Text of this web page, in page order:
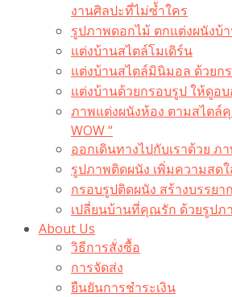
งานศิลปะที่ไม่ซ้ำใคร
รูปภาพดอกไม้ ตกแต่งผนังบ้
แต่งบ้านสไตล์โมเดิร์น
แต่งบ้านสไตล์มินิมอล ด้วยก
แต่งบ้านด้วยกรอบรูป ให้ดูอ
ภาพแต่งผนังห้อง ตามสไตล์
WOW “
ออกเดินทางไปกับเราด้วย ภ
รูปภาพติดผนัง เพิ่มความส
กรอบรูปติดผนัง สร้างบรรย
เปลี่ยนบ้านที่คุณรัก ด้วยรูป
About Us
วิธีการสั่งซื้อ
การจัดส่ง
ยืนยันการชำระเงิน